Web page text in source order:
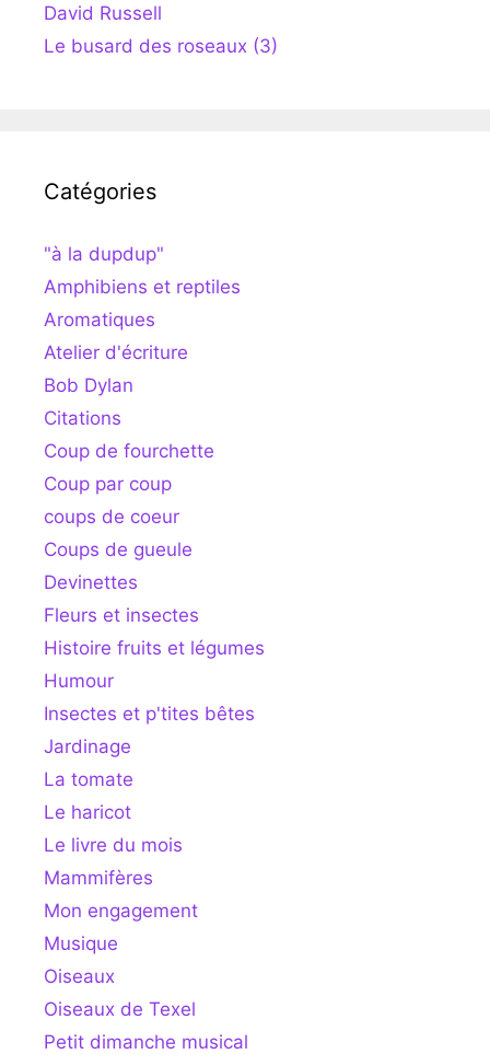
David Russell
Le busard des roseaux (3)
Catégories
"à la dupdup"
Amphibiens et reptiles
Aromatiques
Atelier d'écriture
Bob Dylan
Citations
Coup de fourchette
Coup par coup
coups de coeur
Coups de gueule
Devinettes
Fleurs et insectes
Histoire fruits et légumes
Humour
Insectes et p'tites bêtes
Jardinage
La tomate
Le haricot
Le livre du mois
Mammifères
Mon engagement
Musique
Oiseaux
Oiseaux de Texel
Petit dimanche musical